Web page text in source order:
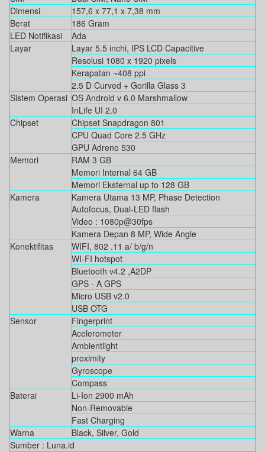
Dimensi
157,6 x 77,1 x 7,38 mm
Berat
186 Gram
LED Notifikasi
Ada
Layar
Layar 5.5 inchi, IPS LCD Capacitive
Resolusi 1080 x 1920 pixels
Kerapatan ~408 ppi
2.5 D Curved + Gorilla Glass 3
Sistem Operasi OS Android v 6.0 Marshmallow
InLife UI 2.0
Chipset
Chipset Snapdragon 801
CPU Quad Core 2.5 GHz
GPU Adreno 530
Memori
RAM 3 GB
Memori Internal 64 GB
Memori Eksternal up to 128 GB
Kamera
Kamera Utama 13 MP, Phase Detection
Autofocus, Dual-LED flash
Video : 1080p@30fps
Kamera Depan 8 MP, Wide Angle
Konektifitas
WIFI, 802 .11 a/ b/g/n
WI-FI hotspot
Bluetooth v4.2 ,A2DP
GPS - A GPS
Micro USB v2.0
USB OTG
Sensor
Fingerprint
Acelerometer
Ambientlight
proximity
Gyroscope
Compass
Baterai
Li-Ion 2900 mAh
Non-Removable
Fast Charging
Warna
Black, Silver, Gold
Sumber : Luna.id